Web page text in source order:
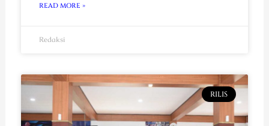
READ MORE »
Redaksi
RILIS